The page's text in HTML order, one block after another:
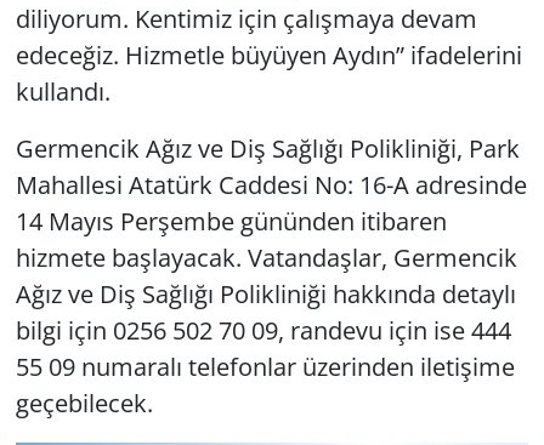
diliyorum. Kentimiz için çalışmaya devam
edeceğiz. Hizmetle büyüyen Aydın” ifadelerini
kullandı.
Germencik Ağız ve Diş Sağlığı Polikliniği, Park
Mahallesi Atatürk Caddesi No: 16-A adresinde
14 Mayıs Perşembe gününden itibaren
hizmete başlayacak. Vatandaşlar, Germencik
Ağız ve Diş Sağlığı Polikliniği hakkında detaylı
bilgi için 0256 502 70 09, randevu için ise 444
55 09 numaralı telefonlar üzerinden iletişime
geçebilecek.